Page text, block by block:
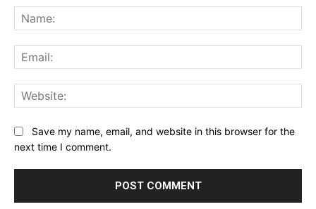
Save my name, email, and website in this browser for the
next time I comment.